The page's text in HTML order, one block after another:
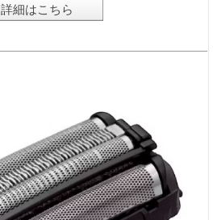
詳細はこちら